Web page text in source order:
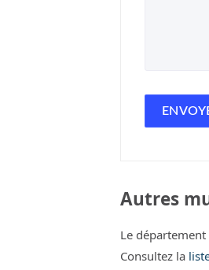
Autres
Le département
Consultez la